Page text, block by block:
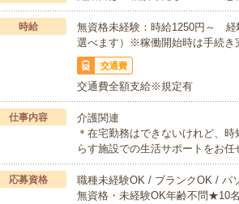
時給
無資格未経験：時給1250円～
選べます）※稼働開始時は手続き
交通費
交通費全額支給※規定有
仕事内容
介護関連
＊在宅勤務はできないけれど、
らす施設での生活サポートをお
応募資格
職種未経験OK / ブランクOK / パ
無資格・未経験OK年齢不問★10